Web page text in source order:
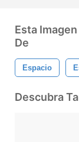
Esta
De
Espacio
Descubra